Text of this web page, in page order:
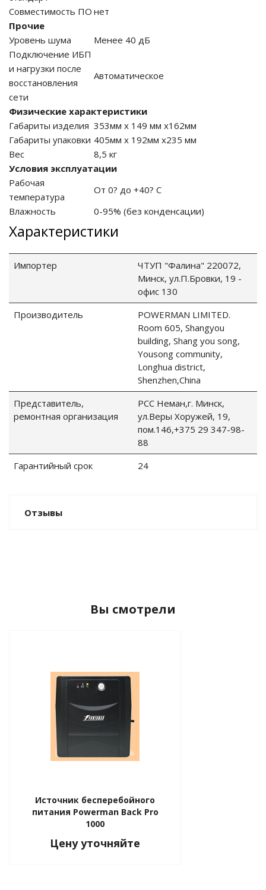
установки
"Фалина"
Совместимость ПО нет
Прочие
Уровень шума
Менее 40 дБ
Подключение ИБП
и нагрузки после
восстановления
сети
Автоматическое
Физические характеристики
Габариты изделия 353мм х 149 мм х162мм
Габариты упаковки 405мм х 192мм х235 мм
Вес
8,5 кг
Условия эксплуатации
Рабочая
температура
От 0? до +40? С
Влажность
0-95% (без конденсации)
Характеристики
Импортер
ЧТУП "Фалина" 220072,
Минск, ул.П.Бровки, 19 -
офис 130
Производитель
POWERMAN LIMITED.
Room 605, Shangyou
building, Shang you song,
Yousong community,
Longhua district,
Shenzhen,China
Представитель,
ремонтная организация
РСС Неман,г. Минск,
ул.Веры Хоружей, 19,
пом.146,+375 29 347-98-
88
Гарантийный срок
24
Отзывы
Вы смотрели
Источник бесперебойного
питания Powerman Back Pro
1000
Цену уточняйте